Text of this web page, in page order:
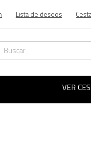
Lista de deseos
VER